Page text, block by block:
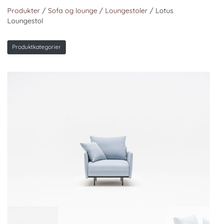
Produkter / Sofa og lounge / Loungestoler / Lotus
Loungestol
Produktkategorier